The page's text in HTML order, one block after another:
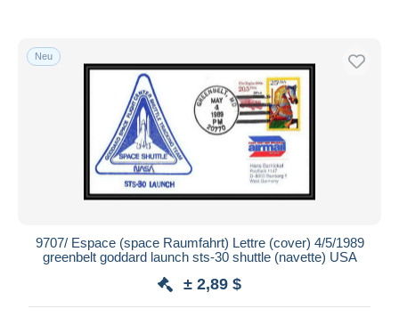
Neu
9707/ Espace (space Raumfahrt) Lettre (cover) 4/5/1989
greenbelt goddard launch sts-30 shuttle (navette) USA
± 2,89 $